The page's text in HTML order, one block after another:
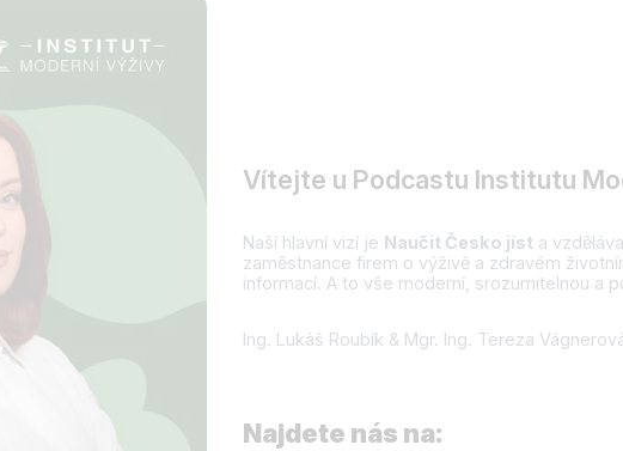
Vítejte u Podcastu Institutu
Naší hlavní vizí je Naučit Česko jíst a
zaměstnance firem o výživě a zdravém
informací. A to vše moderní, srozumitelnou a
Ing. Lukáš Roubík & Mgr. Ing. Tereza
Najdete nás na: